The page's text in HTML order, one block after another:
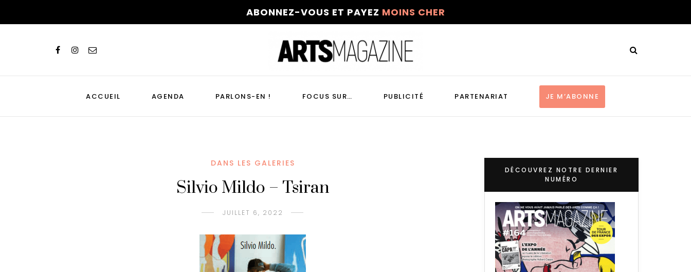
ABONNEZ-VOUS ET PAYEZ MOINS CHER
ACCUEIL AGENDA PARLONS-EN ! FOCUS SUR… PUBLICITÉ PARTENARIAT JE M’ABONNE
DANS LES GALERIES
Silvio Mildo – Tsiran
JUILLET 6, 2022
DÉCOUVREZ NOTRE DERNIER
NUMÉRO